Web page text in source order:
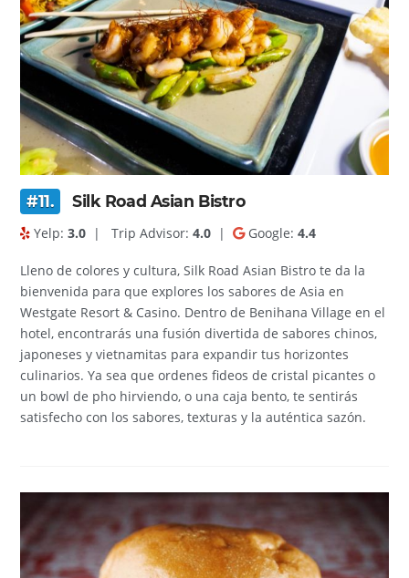
#11. Silk Road Asian Bistro
Yelp:3.0 | Trip Advisor:4.0 | Google:4.4
Lleno de colores y cultura, Silk Road Asian Bistro te da la
bienvenida para que explores los sabores de Asia en
Westgate Resort & Casino. Dentro de Benihana Village en el
hotel, encontrarás una fusión divertida de sabores chinos,
japoneses y vietnamitas para expandir tus horizontes
culinarios. Ya sea que ordenes fideos de cristal picantes o
un bowl de pho hirviendo, o una caja bento, te sentirás
satisfecho con los sabores, texturas y la auténtica sazón.